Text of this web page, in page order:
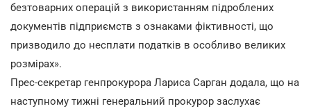
безтоварних операцій з використанням підроблених
документів підприємств з ознаками фіктивності, що
призводило до несплати податків в особливо великих
розмірах».
Прес-секретар генпрокурора Лариса Сарган додала, що на
наступному тижні генеральний прокурор заслухає